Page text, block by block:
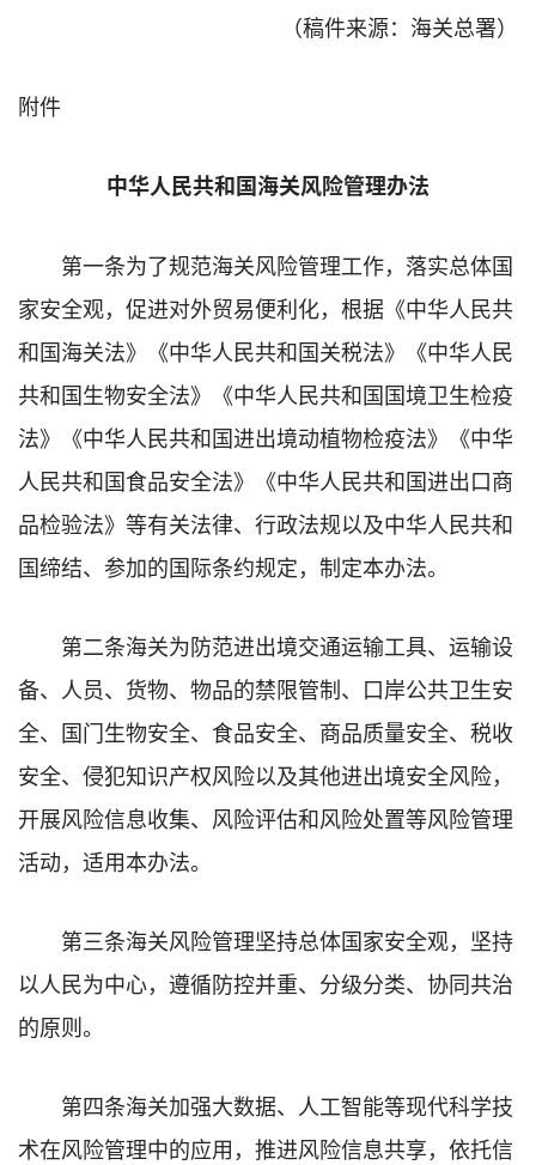
（稿件来源：海关总署）
附件
中华人民共和国海关风险管理办法
第一条为了规范海关风险管理工作，落实总体国
家安全观，促进对外贸易便利化，根据《中华人民共
和国海关法》《中华人民共和国关税法》《中华人民
共和国生物安全法》《中华人民共和国国境卫生检疫
法》《中华人民共和国进出境动植物检疫法》《中华
人民共和国食品安全法》《中华人民共和国进出口商
品检验法》等有关法律、行政法规以及中华人民共和
国缔结、参加的国际条约规定，制定本办法。
第二条海关为防范进出境交通运输工具、运输设
备、人员、货物、物品的禁限管制、口岸公共卫生安
全、国门生物安全、食品安全、商品质量安全、税收
安全、侵犯知识产权风险以及其他进出境安全风险，
开展风险信息收集、风险评估和风险处置等风险管理
活动，适用本办法。
第三条海关风险管理坚持总体国家安全观，坚持
以人民为中心，遵循防控并重、分级分类、协同共治
的原则。
第四条海关加强大数据、人工智能等现代科学技
术在风险管理中的应用，推进风险信息共享，依托信